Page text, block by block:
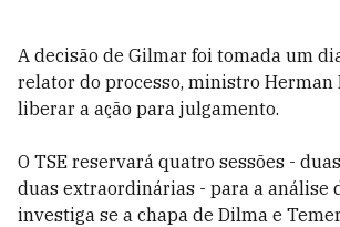
A decisão de Gilmar foi tomada um
relator do processo, ministro Herman
liberar a ação para julgamento.
O TSE reservará quatro sessões -
duas extraordinárias - para a análise
investiga se a chapa de Dilma e